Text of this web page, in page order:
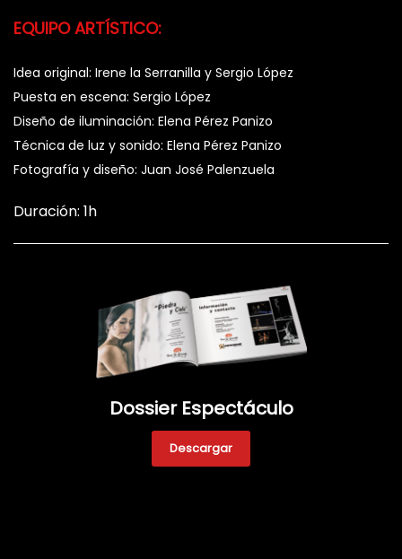
EQUIPO ARTÍSTICO:
Idea original: Irene la Serranilla y Sergio López
Puesta en escena: Sergio López
Diseño de iluminación: Elena Pérez Panizo
Técnica de luz y sonido: Elena Pérez Panizo
Fotografía y diseño: Juan José Palenzuela
Duración: 1h
Dossier Espectáculo
Descargar